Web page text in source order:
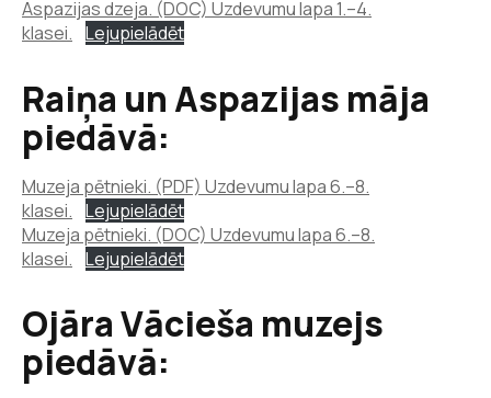
Aspazijas dzeja. (DOC) Uzdevumu lapa 1.–4.
klasei. Lejupielādēt
Raiņa un Aspazijas māja
piedāvā:
Muzeja pētnieki. (PDF) Uzdevumu lapa 6.–8.
klasei. Lejupielādēt
Muzeja pētnieki. (DOC) Uzdevumu lapa 6.–8.
klasei. Lejupielādēt
Ojāra Vācieša muzejs
piedāvā: